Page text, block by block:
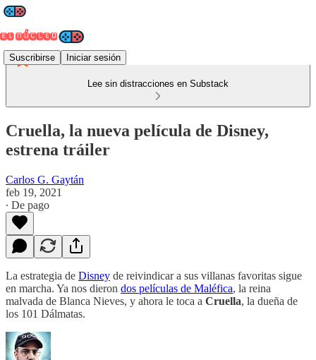
Suscribirse Iniciar sesión
Lee sin distracciones en Substack
Cruella, la nueva película de Disney,
estrena tráiler
Carlos G. Gaytán
feb 19, 2021
∙ De pago
La estrategia de Disney de reivindicar a sus villanas favoritas sigue
en marcha. Ya nos dieron dos películas de Maléfica, la reina
malvada de Blanca Nieves, y ahora le toca a Cruella, la dueña de
los 101 Dálmatas.